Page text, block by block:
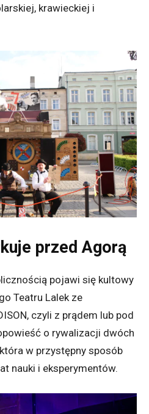
krawieckiej i
przed Agorą
pojawi się kultowy
Teatru Lalek ze
czyli z prądem lub pod
o rywalizacji dwóch
w przystępny sposób
nauki i eksperymentów.